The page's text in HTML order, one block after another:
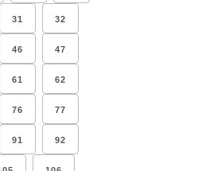
31 32
46 47
61 62
76 77
91 92